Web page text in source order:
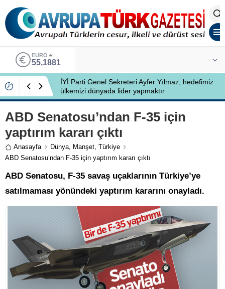
EURO
55,1881
İYİ Parti Genel Sekreteri Ayfer Yılmaz, hedefimiz
ülkemizi dünyada lider yapmaktır
ABD Senatosu’ndan F-35 için
yaptırım kararı çıktı
Anasayfa Dünya, Manşet, Türkiye
ABD Senatosu’ndan F-35 için yaptırım kararı çıktı
ABD Senatosu, F-35 savaş uçaklarının Türkiye’ye
satılmaması yönündeki yaptırım kararını onayladı.